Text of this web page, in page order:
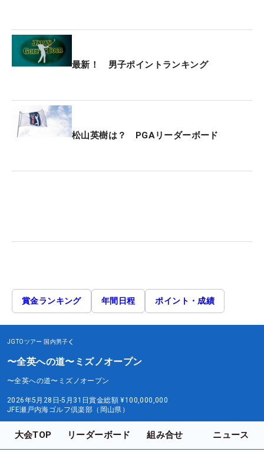
最新！ 男子ポイントランキング
松山英樹は？ PGAリーダーボード
賞金ランキング 年間日程 ポイント・成績
JGTOツアー 国内男子
〜全英への道〜ミズノオープン
〜全英への道〜ミズノオープン
2026年5月28日-5月31日賞金総額 ¥100,000,000
JFE瀬戸内海ゴルフ倶楽部（岡山県）
大会TOP リーダーボード 組み合せ ニュース